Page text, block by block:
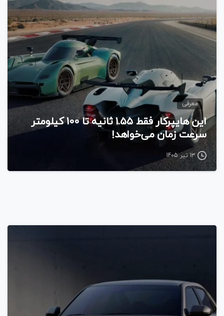
معرفی
این هایپرکار فقط 1.55 ثانیه تا 100 کیلومتر
سرعت زمان می‌خواهد!
13 تیر 1405